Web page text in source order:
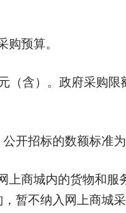
预算。
（含）。政府采购
开招标的数额标准
上商城内的货物和服
暂不纳入网上商城